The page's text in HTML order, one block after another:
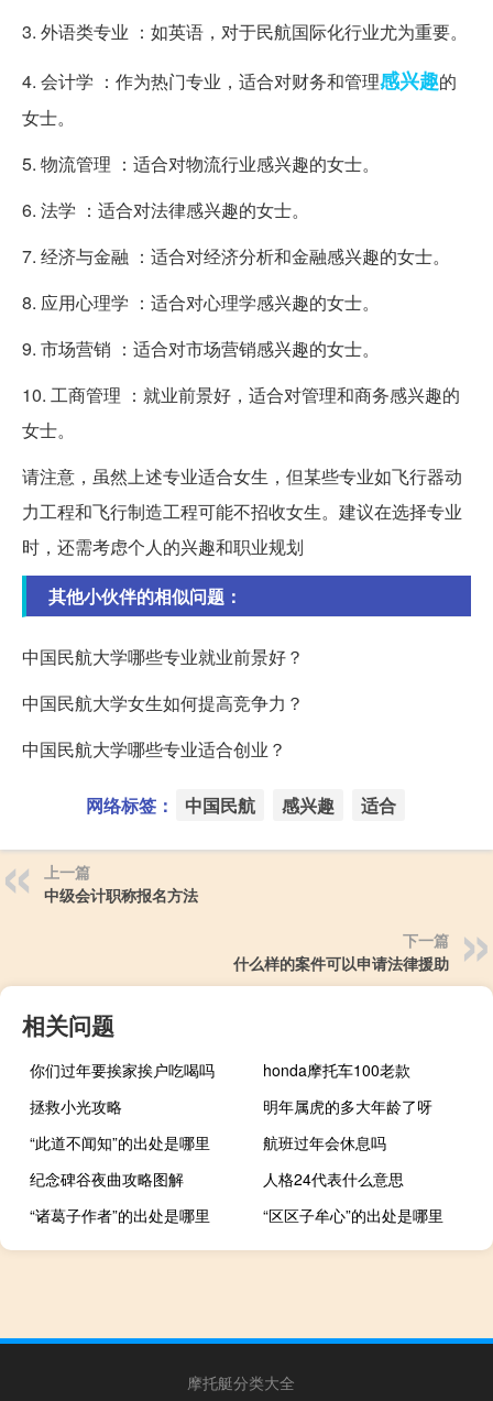
3. 外语类专业 ：如英语，对于民航国际化行业尤为重要。
4. 会计学 ：作为热门专业，适合对财务和管理感兴趣的
女士。
5. 物流管理 ：适合对物流行业感兴趣的女士。
6. 法学 ：适合对法律感兴趣的女士。
7. 经济与金融 ：适合对经济分析和金融感兴趣的女士。
8. 应用心理学 ：适合对心理学感兴趣的女士。
9. 市场营销 ：适合对市场营销感兴趣的女士。
10. 工商管理 ：就业前景好，适合对管理和商务感兴趣的
女士。
请注意，虽然上述专业适合女生，但某些专业如飞行器动
力工程和飞行制造工程可能不招收女生。建议在选择专业
时，还需考虑个人的兴趣和职业规划
其他小伙伴的相似问题：
中国民航大学哪些专业就业前景好？
中国民航大学女生如何提高竞争力？
中国民航大学哪些专业适合创业？
网络标签： 中国民航 感兴趣 适合
上一篇
中级会计职称报名方法
下一篇
什么样的案件可以申请法律援助
相关问题
你们过年要挨家挨户吃喝吗
honda摩托车100老款
拯救小光攻略
明年属虎的多大年龄了呀
“此道不闻知”的出处是哪里
航班过年会休息吗
纪念碑谷夜曲攻略图解
人格24代表什么意思
“诸葛子作者”的出处是哪里
“区区子牟心”的出处是哪里
摩托艇分类大全